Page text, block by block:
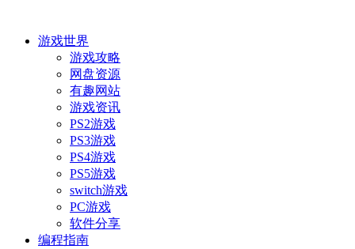
游戏世界
游戏攻略
网盘资源
有趣网站
游戏资讯
PS2游戏
PS3游戏
PS4游戏
PS5游戏
switch游戏
PC游戏
软件分享
编程指南